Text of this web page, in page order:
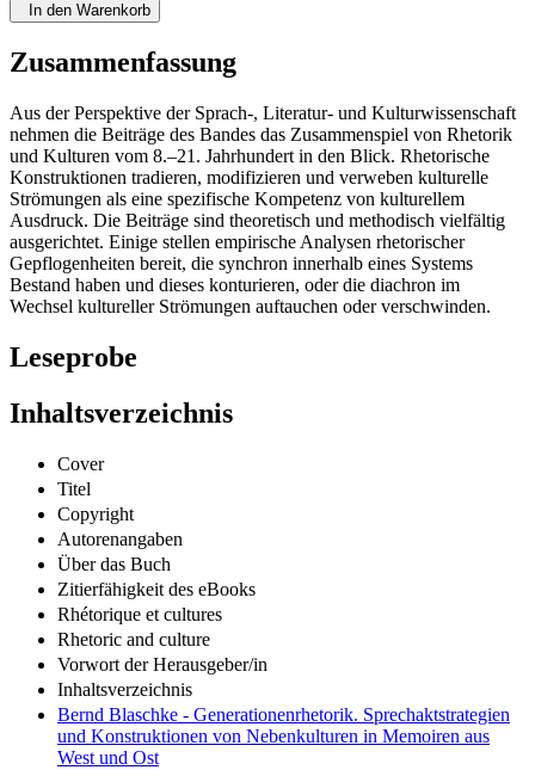
In den Warenkorb
Zusammenfassung
Aus der Perspektive der Sprach-, Literatur- und Kulturwissenschaft
nehmen die Beiträge des Bandes das Zusammenspiel von Rhetorik
und Kulturen vom 8.–21. Jahrhundert in den Blick. Rhetorische
Konstruktionen tradieren, modifizieren und verweben kulturelle
Strömungen als eine spezifische Kompetenz von kulturellem
Ausdruck. Die Beiträge sind theoretisch und methodisch vielfältig
ausgerichtet. Einige stellen empirische Analysen rhetorischer
Gepflogenheiten bereit, die synchron innerhalb eines Systems
Bestand haben und dieses konturieren, oder die diachron im
Wechsel kultureller Strömungen auftauchen oder verschwinden.
Leseprobe
Inhaltsverzeichnis
Cover
Titel
Copyright
Autorenangaben
Über das Buch
Zitierfähigkeit des eBooks
Rhétorique et cultures
Rhetoric and culture
Vorwort der Herausgeber/in
Inhaltsverzeichnis
Bernd Blaschke - Generationenrhetorik. Sprechaktstrategien
und Konstruktionen von Nebenkulturen in Memoiren aus
West und Ost